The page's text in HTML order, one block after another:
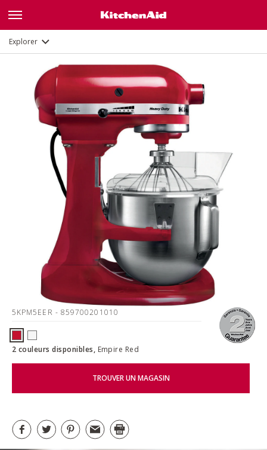
ExplorerGalerie
5KPM5EER - 859700201010
2 couleurs disponibles, Empire Red
TROUVER UN MAGASIN